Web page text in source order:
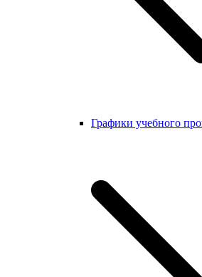
Графики учебного